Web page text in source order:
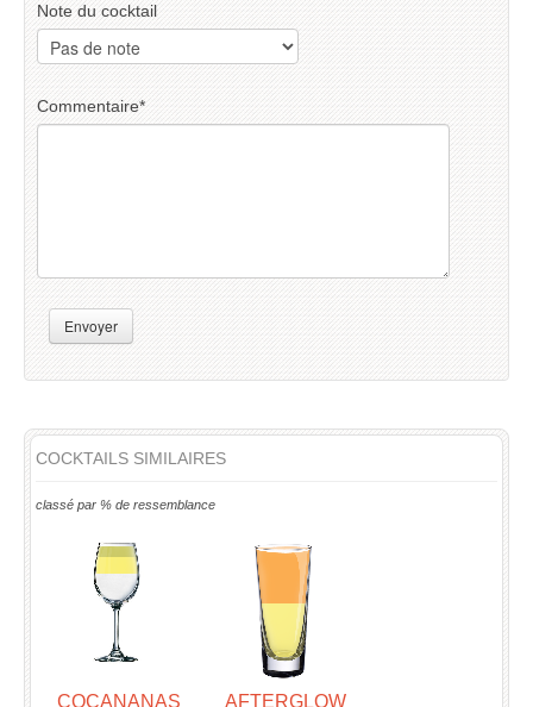
Note du cocktail
Commentaire*
Envoyer
COCKTAILS SIMILAIRES
classé par % de ressemblance
COCANANAS AFTERGLOW